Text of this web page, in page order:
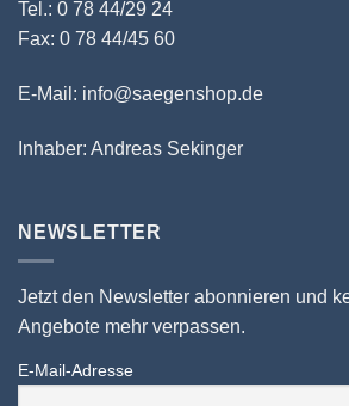
Tel.: 0 78 44/29 24
Fax: 0 78 44/45 60
E-Mail: info@saegenshop.de
Inhaber: Andreas Sekinger
NEWSLETTER
Jetzt den Newsletter abonnieren und
Angebote mehr verpassen.
E-Mail-Adresse